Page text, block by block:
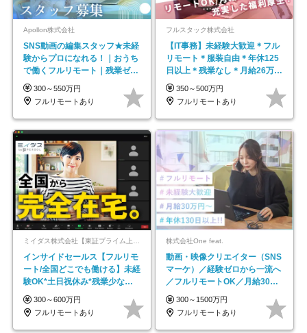
Apollon株式会社
SNS動画の編集スタッフ★未経
験からプロになれる！｜おうち
で働くフルリモート｜残業ゼロ
で18時退勤◎
300～550万円
フルリモートあり
フルスタック株式会社
【IT事務】未経験大歓迎＊フル
リモート＊服装自由＊年休125
日以上＊残業なし＊月給26万円
以上
350～500万円
フルリモートあり
ミイダス株式会社【東証プライム上場パーソルグループ】
インサイドセールス【フルリモ
ート/全国どこでも働ける】未経
験OK*土日祝休み*残業少なめ*
在宅勤務手当あり
300～600万円
フルリモートあり
株式会社One feat.
動画・映像クリエイター（SNS
マーケ）／経験ゼロから一流へ
／フルリモートOK／月給30万
円～／年休130日以上
300～1500万円
フルリモートあり